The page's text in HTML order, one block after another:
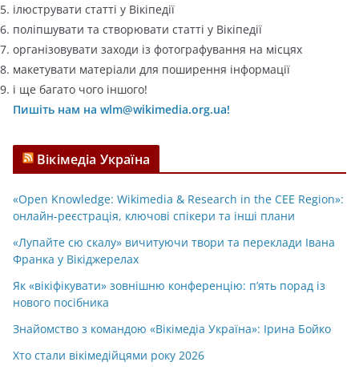
ілюструвати статті у Вікіпедії
поліпшувати та створювати статті у Вікіпедії
організовувати заходи із фотографування на місцях
макетувати матеріали для поширення інформації
і ще багато чого іншого!
Пишіть нам на wlm@wikimedia.org.ua!
Вікімедіа Україна
«Open Knowledge: Wikimedia & Research in the CEE Region»:
онлайн-реєстрація, ключові спікери та інші плани
«Лупайте сю скалу» вичитуючи твори та переклади Івана
Франка у Вікіджерелах
Як «вікіфікувати» зовнішню конференцію: п’ять порад із
нового посібника
Знайомство з командою «Вікімедіа Україна»: Ірина Бойко
Хто стали вікімедійцями року 2026